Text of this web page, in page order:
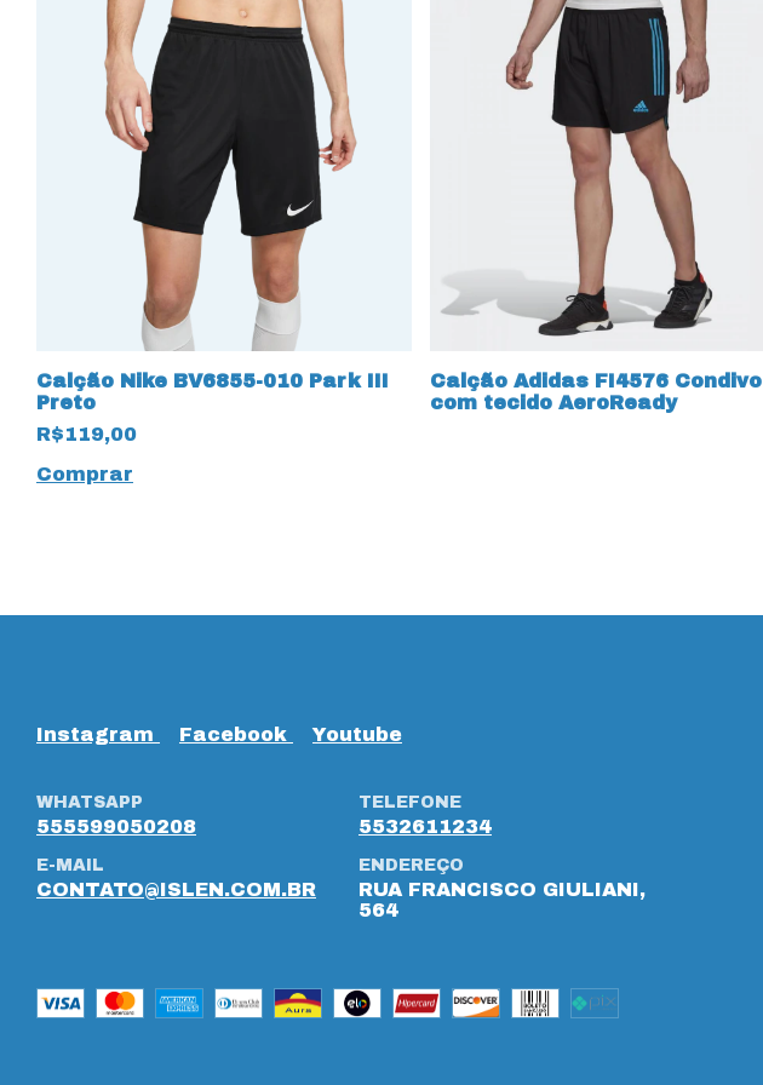
Calção Nike BV6855-010 Park III
Preto
R$119,00
Comprar
Calção Adidas FI4576 Condivo
com tecido AeroReady
Instagram Facebook Youtube
WHATSAPP
555599050208
TELEFONE
5532611234
E-MAIL
CONTATO@ISLEN.COM.BR
ENDEREÇO
RUA FRANCISCO GIULIANI,
564